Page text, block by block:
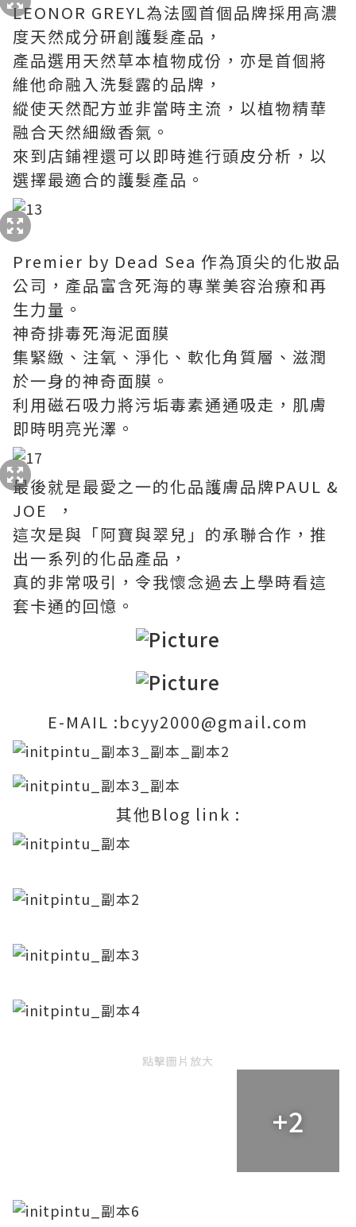
LEONOR GREYL為法國首個品牌採用高濃
度天然成分研創護髮產品，
產品選用天然草本植物成份，亦是首個將
維他命融入洗髮露的品牌，
縱使天然配方並非當時主流，以植物精華
融合天然細緻香氣。
來到店鋪裡還可以即時進行頭皮分析，以
選擇最適合的護髮產品。
Premier by Dead Sea 作為頂尖的化妝品
公司，產品富含死海的專業美容治療和再
生力量。
神奇排毒死海泥面膜
集緊緻、注氧、淨化、軟化角質層、滋潤
於一身的神奇面膜。
利用磁石吸力將污垢毒素通通吸走，肌膚
即時明亮光澤。
最後就是最愛之一的化品護膚品牌PAUL &
JOE ，
這次是與「阿寶與翠兒」的承聯合作，推
出一系列的化品產品，
真的非常吸引，令我懷念過去上學時看這
套卡通的回憶。
E-MAIL :bcyy2000@gmail.com
其他Blog link :
點擊圖片放大
+2